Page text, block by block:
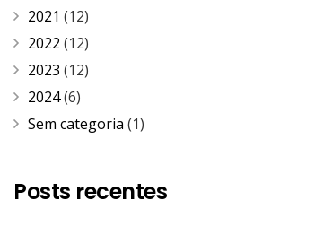
2021 (12)
2022 (12)
2023 (12)
2024(6)
Sem categoria (1)
Posts recentes